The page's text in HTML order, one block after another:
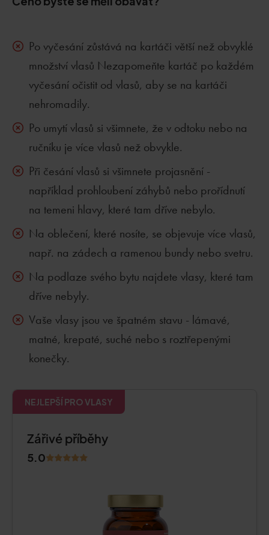
Po vyčesání zůstává na kartáči větší než obvyklé
množství vlasů Nezapomeňte kartáč po každém
vyčesání očistit od vlasů, aby se na kartáči
nehromadily.
Po umytí vlasů si všimnete, že v odtoku nebo na
ručníku je více vlasů než obvykle.
Při česání vlasů si všimnete projasnění -
například prohloubení záhybů nebo prořídnutí
na temeni hlavy, které tam dříve nebylo.
Na oblečení, které nosíte, se objevuje více vlasů,
např. na zádech a ramenou bundy nebo svetru.
Na podlaze svého bytu najdete vlasy, které tam
dříve nebyly.
Vaše vlasy jsou ve špatném stavu - lámavé,
matné, krepaté, suché nebo s roztřepenými
konečky.
NEJLEPŠÍ PRO VLASY
Zářivé příběhy
5.0